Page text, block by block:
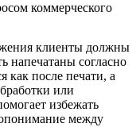
коммерческого
клиенты должны
напечатаны согласно
как после печати, а
или
избежать
между